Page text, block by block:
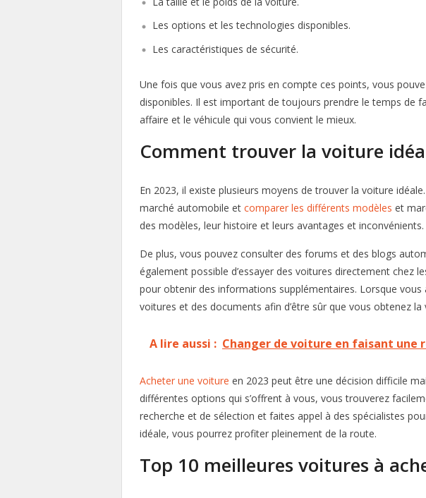
Les options et les technologies disponibles.
Les caractéristiques de sécurité.
Une fois que vous avez pris en compte ces points, vous
disponibles. Il est important de toujours prendre le temps de
affaire et le véhicule qui vous convient le mieux.
Comment trouver la voiture
En 2023, il existe plusieurs moyens de trouver la voiture
marché automobile et comparer les différents modèles et
des modèles, leur histoire et leurs avantages et
De plus, vous pouvez consulter des forums et des blogs
également possible d’essayer des voitures directement chez
pour obtenir des informations supplémentaires. Lorsque vous
voitures et des documents afin d’être sûr que vous obtenez
A lire aussi : Changer de voiture en faisant une
Acheter une voiture en 2023 peut être une décision difficile
différentes options qui s’offrent à vous, vous trouverez
recherche et de sélection et faites appel à des spécialistes
idéale, vous pourrez profiter pleinement de la route.
Top 10 meilleures voitures à